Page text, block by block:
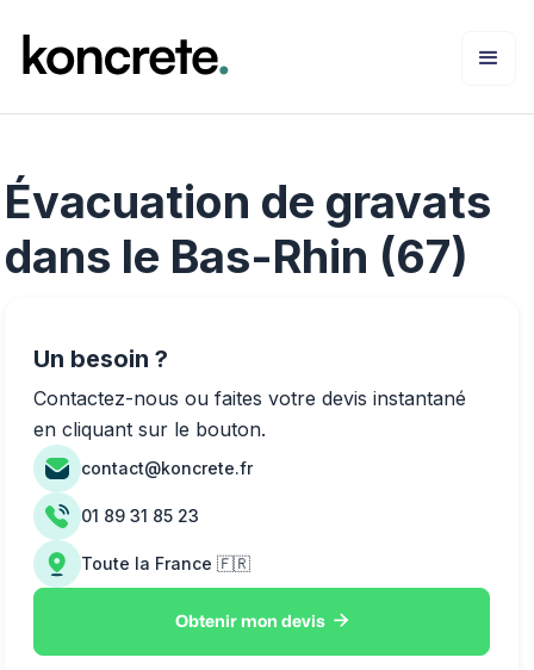
Évacuation de gravats
dans le Bas-Rhin (67)
Un besoin ?
Contactez-nous ou faites votre devis instantané
en cliquant sur le bouton.
contact@koncrete.fr
01 89 31 85 23
Toute la France 🇫🇷
Obtenir mon devis 